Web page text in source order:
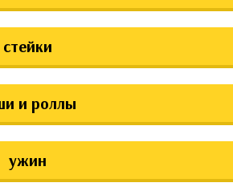
стейки
и роллы
ужин